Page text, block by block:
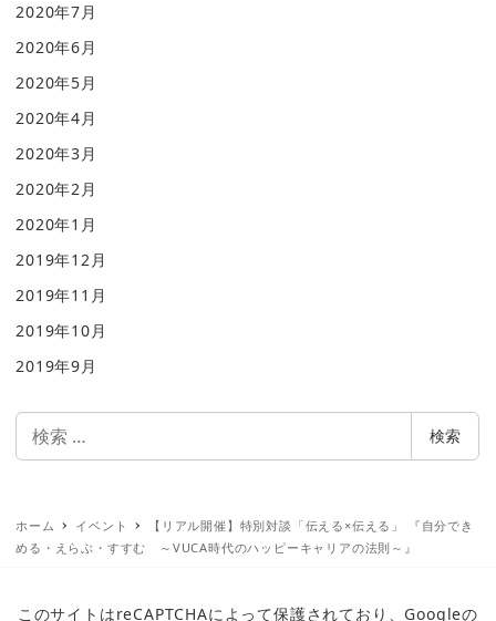
2020年7月
2020年6月
2020年5月
2020年4月
2020年3月
2020年2月
2020年1月
2019年12月
2019年11月
2019年10月
2019年9月
索
検索
ホーム イベント
【リアル開催】特別対談「伝える×伝える」 『自分でき
める・えらぶ・すすむ ～VUCA時代のハッピーキャリアの法則～』
このサイトはreCAPTCHAによって保護されており、Googleの